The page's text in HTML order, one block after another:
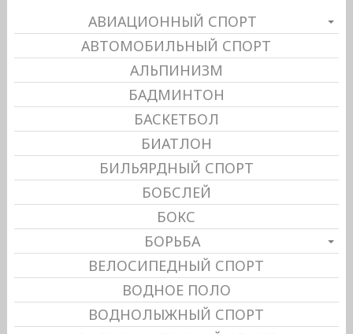
АВИАЦИОННЫЙ СПОРТ
АВТОМОБИЛЬНЫЙ СПОРТ
АЛЬПИНИЗМ
БАДМИНТОН
БАСКЕТБОЛ
БИАТЛОН
БИЛЬЯРДНЫЙ СПОРТ
БОБСЛЕЙ
БОКС
БОРЬБА
ВЕЛОСИПЕДНЫЙ СПОРТ
ВОДНОЕ ПОЛО
ВОДНОЛЫЖНЫЙ СПОРТ